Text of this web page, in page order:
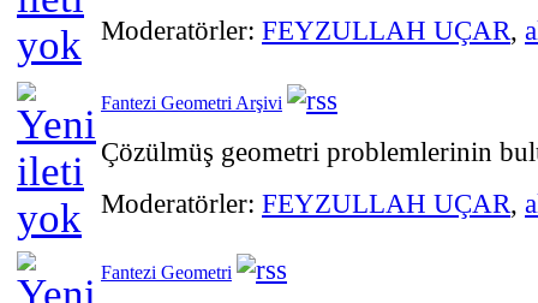
Moderatörler: FEYZULLAH UÇAR,
Fantezi Geometri Arşivi
Çözülmüş geometri problemlerinin
Moderatörler: FEYZULLAH UÇAR,
Fantezi Geometri